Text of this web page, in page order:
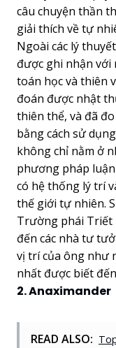
câu chuyện thần
giải thích về tự
Ngoài các lý
được ghi nhận
toán học và thiên
đoán được nhật
thiên thể, và đã
bằng cách sử
không chỉ nằm ở
phương pháp
có hệ thống lý trí
thế giới tự nhiên.
Trường phái Triết
đến các nhà tư
vị trí của ông như
nhất được biết
2. Anaximander
READ ALSO: